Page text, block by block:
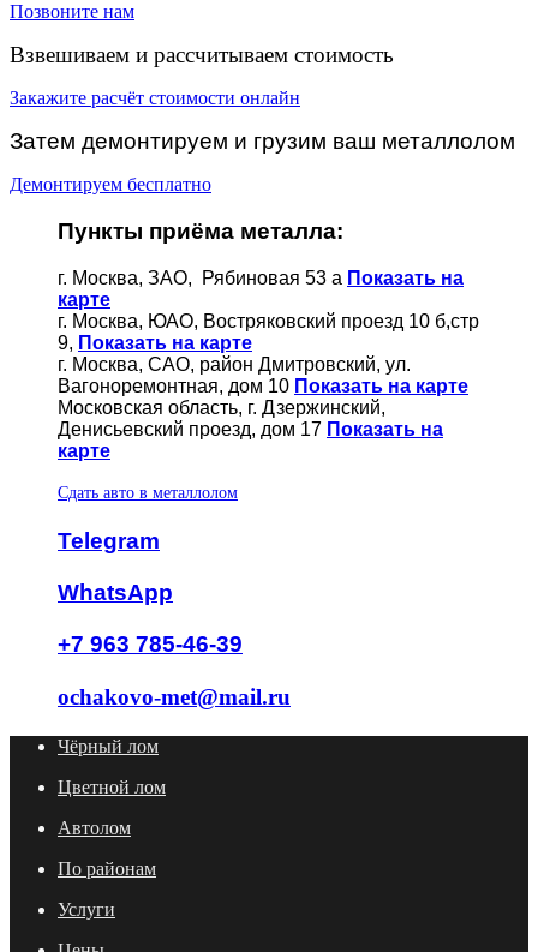
Позвоните нам
Взвешиваем и рассчитываем стоимость
Закажите расчёт стоимости онлайн
Затем демонтируем и грузим ваш металлолом
Демонтируем бесплатно
Пункты приёма металла:
г. Москва, ЗАО, Рябиновая 53 а Показать на
карте
г. Москва, ЮАО, Востряковский проезд 10 б,стр
9, Показать на карте
г. Москва, САО, район Дмитровский, ул.
Вагоноремонтная, дом 10 Показать на карте
Московская область, г. Дзержинский,
Денисьевский проезд, дом 17 Показать на
карте
Сдать авто в металлолом
Telegram
WhatsApp
+7 963 785-46-39
ochakovo-met@mail.ru
Чёрный лом
Цветной лом
Автолом
По районам
Услуги